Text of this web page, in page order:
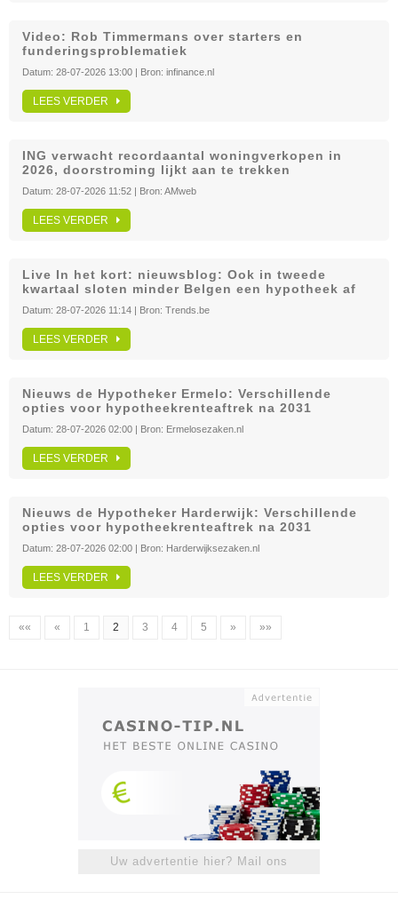
Video: Rob Timmermans over starters en
funderingsproblematiek
Datum: 28-07-2026 13:00 | Bron: infinance.nl
LEES VERDER
ING verwacht recordaantal woningverkopen in
2026, doorstroming lijkt aan te trekken
Datum: 28-07-2026 11:52 | Bron: AMweb
LEES VERDER
Live In het kort: nieuwsblog: Ook in tweede
kwartaal sloten minder Belgen een hypotheek af
Datum: 28-07-2026 11:14 | Bron: Trends.be
LEES VERDER
Nieuws de Hypotheker Ermelo: Verschillende
opties voor hypotheekrenteaftrek na 2031
Datum: 28-07-2026 02:00 | Bron: Ermelosezaken.nl
LEES VERDER
Nieuws de Hypotheker Harderwijk: Verschillende
opties voor hypotheekrenteaftrek na 2031
Datum: 28-07-2026 02:00 | Bron: Harderwijksezaken.nl
LEES VERDER
«« « 1 2 3 4 5 » »»
Uw advertentie hier? Mail ons